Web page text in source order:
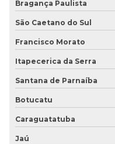
Piso tátil de alerta
Piso tátil alerta inox
Piso tátil de bolinha
Piso tátil de borracha
Piso tátil borracha preço
Piso tátil para cegos
Bragança Paulista
São Caetano do Sul
Francisco Morato
Itapecerica da Serra
Santana de Parnaíba
Botucatu
Caraguatatuba
Jaú